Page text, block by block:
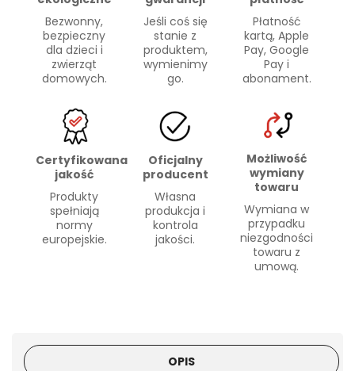
Bezwonny,
bezpieczny
dla dzieci i
zwierząt
domowych.
Jeśli coś się
stanie z
produktem,
wymienimy
go.
Płatność
kartą, Apple
Pay, Google
Pay i
abonament.
Certyfikowana
jakość
Produkty
spełniają
normy
europejskie.
Oficjalny
producent
Własna
produkcja i
kontrola
jakości.
Możliwość
wymiany
towaru
Wymiana w
przypadku
niezgodności
towaru z
umową.
OPIS